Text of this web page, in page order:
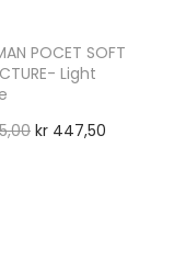
POCET SOFT
Light
kr447,50